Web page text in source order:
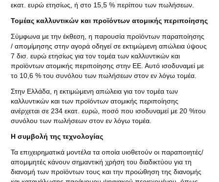
εκατ. ευρώ ετησίως, ή στο 15,5 % περίπου των πωλήσεων.
Τομέας καλλυντικών και προϊόντων ατομικής περιποίησης
Σύμφωνα με την έκθεση, η παρουσία προϊόντων παραποίησης
/ απομίμησης στην αγορά οδηγεί σε εκτιμώμενη απώλεια ύψους
7 δισ. ευρώ ετησίως για τον τομέα των καλλυντικών και
προϊόντων ατομικής περιποίησης στην ΕΕ. Αυτό ισοδυναμεί με
το 10,6 % του συνόλου των πωλήσεων στον εν λόγω τομέα.
Στην Ελλάδα, η εκτιμώμενη απώλεια για τον τομέα των
καλλυντικών και των προϊόντων ατομικής περιποίησης
ανέρχεται σε 234 εκατ. ευρώ, ποσό που ισοδυναμεί με 20 %του
συνόλου των πωλήσεων στον εν λόγω τομέα.
Η συμβολή της τεχνολογίας
Τα επιχειρηματικά μοντέλα τα οποία υιοθετούν οι παραποιητές/
απομιμητές κάνουν σημαντική χρήση του διαδικτύου για τη
διανομή των προϊόντων τους και την προώθηση της διανομής